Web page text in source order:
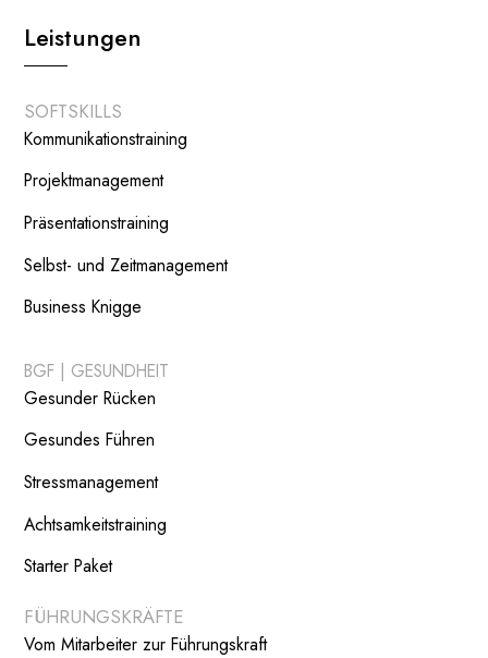
Leistungen
SOFTSKILLS
Kommunikationstraining
Projektmanagement
Präsentationstraining
Selbst- und Zeitmanagement
Business Knigge
BGF | GESUNDHEIT
Gesunder Rücken
Gesundes Führen
Stressmanagement
Achtsamkeitstraining
Starter Paket
FÜHRUNGSKRÄFTE
Vom Mitarbeiter zur Führungskraft